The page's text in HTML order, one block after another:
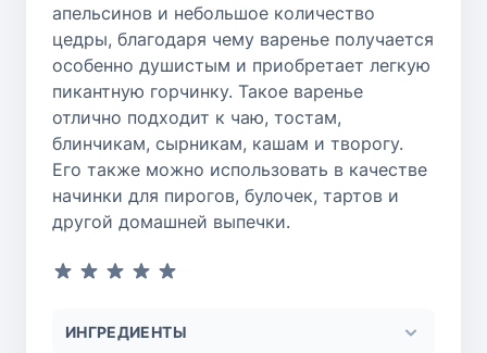
апельсинов и небольшое количество
цедры, благодаря чему варенье получается
особенно душистым и приобретает легкую
пикантную горчинку. Такое варенье
отлично подходит к чаю, тостам,
блинчикам, сырникам, кашам и творогу.
Его также можно использовать в качестве
начинки для пирогов, булочек, тартов и
другой домашней выпечки.
ИНГРЕДИЕНТЫ